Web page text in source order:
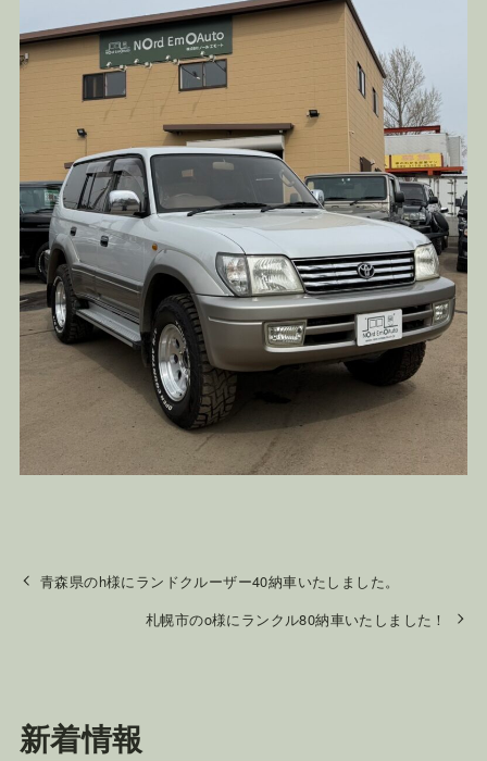
青森県のh様にランドクルーザー40納車いたしました。
札幌市のo様にランクル80納車いたしました！
新着情報